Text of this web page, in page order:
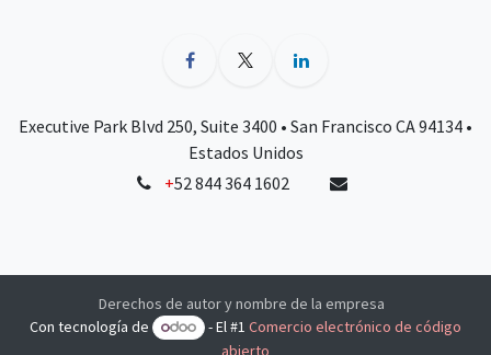
Executive Park Blvd 250, Suite 3400 • San Francisco CA 94134 •
Estados Unidos
+52 844 364 1602
Derechos de autor y nombre de la empresa
Con tecnología de
- El #1Comercio electrónico de código
abierto